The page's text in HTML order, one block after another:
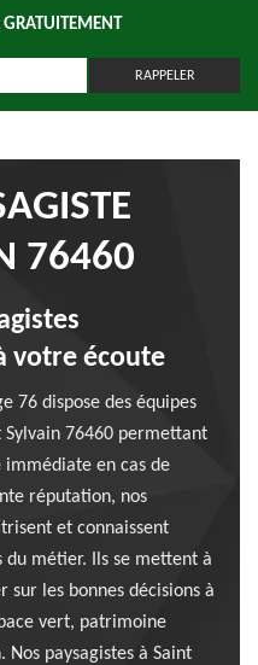
76460
votre écoute
76 dispose des équipes
Sylvain 76460 permettant
en cas de
réputation, nos
et connaissent
métier. Ils se mettent à
les bonnes décisions à
vert, patrimoine
paysagistes à Saint